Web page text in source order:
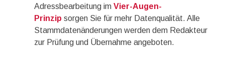
Adressbearbeitung imVier-Augen-
Prinzip sorgen Sie für mehr Datenqualität. Alle
Stammdatenänderungen werden dem Redakteur
zur Prüfung und Übernahme angeboten.